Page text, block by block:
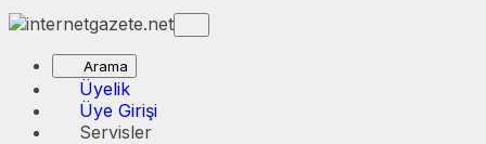
Arama
Üyelik
Üye Girişi
Servisler